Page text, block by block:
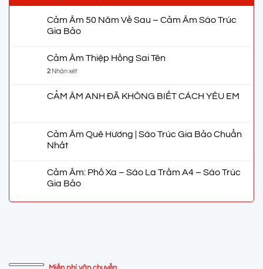
Cảm Âm 50 Năm Về Sau – Cảm Âm Sáo Trúc
Gia Bảo
Cảm Âm Thiệp Hồng Sai Tên
2 Nhận xét
CẢM ÂM ANH ĐÃ KHÔNG BIẾT CÁCH YÊU EM
Cảm Âm Quê Hương | Sáo Trúc Gia Bảo Chuẩn
Nhất
Cảm Âm: Phố Xa – Sáo La Trầm A4 – Sáo Trúc
Gia Bảo